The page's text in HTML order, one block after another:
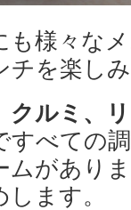
も様々な
チを楽し
クルミ、
すべての
ムがあり
ます。